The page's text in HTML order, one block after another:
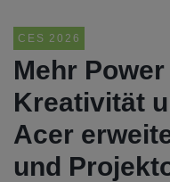
CES 2026
Mehr
Kreativität
Acer
und